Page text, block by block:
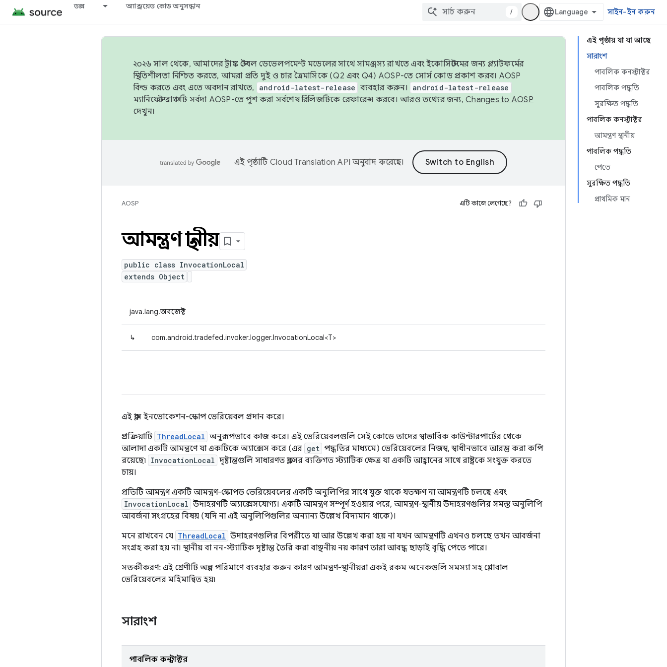
ডক্স অ্যান্ড্রয়েড কোড অনুসন্ধান
/ সাইন-ইন করুন
এই পৃষ্ঠায় যা যা আছে
সারাংশ
পাবলিক কনস্ট্রাক্টর
পাবলিক পদ্ধতি
সুরক্ষিত পদ্ধতি
পাবলিক কনস্ট্রাক্টর
আমন্ত্রণ স্থানীয়
পাবলিক পদ্ধতি
পেতে
সুরক্ষিত পদ্ধতি
প্রাথমিক মান
২০২৬ সাল থেকে, আমাদের ট্রাঙ্ক স্টেবল ডেভেলপমেন্ট মডেলের সাথে সামঞ্জস্য রাখতে এবং ইকোসিস্টেমের জন্য প্ল্যাটফর্মের
স্থিতিশীলতা নিশ্চিত করতে, আমরা প্রতি দুই ও চার ত্রৈমাসিকে (Q2 এবং Q4) AOSP-তে সোর্স কোড প্রকাশ করব। AOSP
বিল্ড করতে এবং এতে অবদান রাখতে,
android-latest-release ব্যবহার করুন। android-latest-release
ম্যানিফেস্ট ব্রাঞ্চটি সর্বদা AOSP-তে পুশ করা সর্বশেষ রিলিজটিকে রেফারেন্স করবে। আরও তথ্যের জন্য, Changes to AOSP
দেখুন।
এই পৃষ্ঠাটি Cloud Translation API অনুবাদ করেছে।
AOSP এটি কাজে লেগেছে?
আমন্ত্রণ স্থানীয়
public class InvocationLocal
extends Object
java.lang.অবজেক্ট
↳ com.android.tradefed.invoker.logger.InvocationLocal<T>
এই ক্লাস ইনভোকেশন-স্কোপ ভেরিয়েবল প্রদান করে।
প্রক্রিয়াটি ThreadLocal অনুরূপভাবে কাজ করে। এই ভেরিয়েবলগুলি সেই কোডে তাদের স্বাভাবিক কাউন্টারপার্টের থেকে
আলাদা একটি আমন্ত্রণে যা একটিকে অ্যাক্সেস করে (এর get পদ্ধতির মাধ্যমে) ভেরিয়েবলের নিজস্ব, স্বাধীনভাবে আরম্ভ করা কপি
রয়েছে৷ InvocationLocal দৃষ্টান্তগুলি সাধারণত ক্লাসের ব্যক্তিগত স্ট্যাটিক ক্ষেত্র যা একটি আহ্বানের সাথে রাষ্ট্রকে সংযুক্ত করতে
চায়।
প্রতিটি আমন্ত্রণ একটি আমন্ত্রণ-স্কোপড ভেরিয়েবলের একটি অনুলিপির সাথে যুক্ত থাকে যতক্ষণ না আমন্ত্রণটি চলছে এবং
InvocationLocal উদাহরণটি অ্যাক্সেসযোগ্য। একটি আমন্ত্রণ সম্পূর্ণ হওয়ার পরে, আমন্ত্রণ-স্থানীয় উদাহরণগুলির সমস্ত অনুলিপি
আবর্জনা সংগ্রহের বিষয় (যদি না এই অনুলিপিগুলির অন্যান্য উল্লেখ বিদ্যমান থাকে)।
মনে রাখবেন যে ThreadLocal উদাহরণগুলির বিপরীতে যা আর উল্লেখ করা হয় না যখন আমন্ত্রণটি এখনও চলছে তখন আবর্জনা
সংগ্রহ করা হয় না। স্থানীয় বা নন-স্ট্যাটিক দৃষ্টান্ত তৈরি করা বাঞ্ছনীয় নয় কারণ তারা আবদ্ধ ছাড়াই বৃদ্ধি পেতে পারে।
সতর্কীকরণ: এই শ্রেণীটি অল্প পরিমাণে ব্যবহার করুন কারণ আমন্ত্রণ-স্থানীয়রা একই রকম অনেকগুলি সমস্যা সহ গ্লোবাল
ভেরিয়েবলের মহিমান্বিত হয়৷
সারাংশ
পাবলিক কনস্ট্রাক্টর